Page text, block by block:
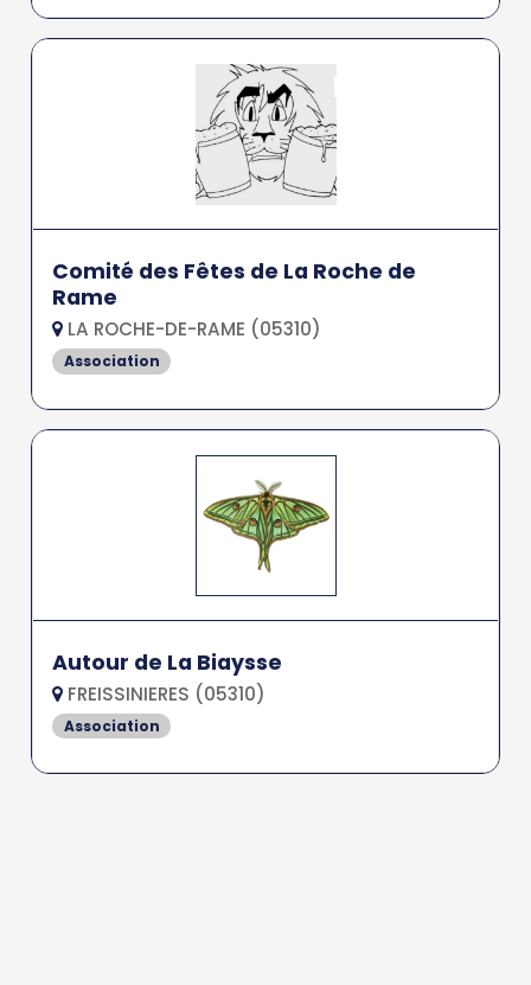
Comité des Fêtes de La Roche de
Rame
LA ROCHE-DE-RAME (05310)
Association
Autour de La Biaysse
FREISSINIERES (05310)
Association